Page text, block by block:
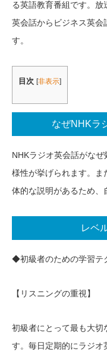
る英語教育番組です。放
英会話からビジネス英会
す。
目次 [非表示]
なぜNHKラ
NHKラジオ英会話がな
様性が挙げられます。
体的な説明があるため、
レベ
◆初級者のための学習テ
【リスニングの重視】
初級者にとって最も大
す。毎日定期的にラジ